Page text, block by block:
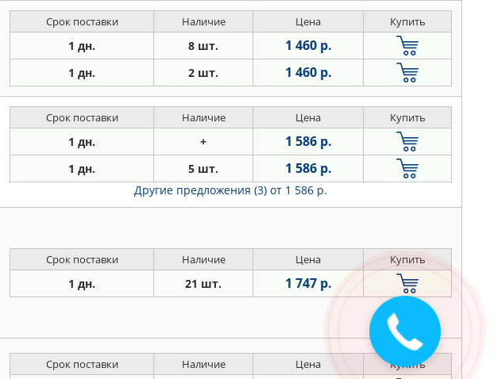
Срок поставки Наличие Цена Купить
1 дн. 8 шт. 1 460 р.
1 дн. 2 шт. 1 460 р.
Срок поставки Наличие Цена Купить
1 дн. + 1 586 р.
1 дн. 5 шт. 1 586 р.
Другие предложения (3) от 1 586 р.
Срок поставки Наличие Цена Купить
1 дн. 21 шт. 1 747 р.
Срок поставки Наличие Цена Купить
Закажите
звонок